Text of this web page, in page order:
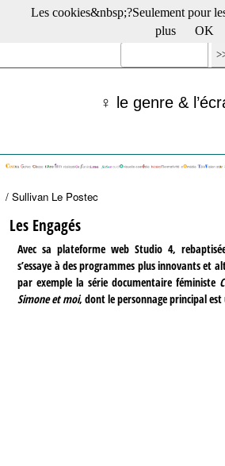
☰ Menu
Films récents
Films -TV/plates-formes
Archives
S’abonner à la Lettre !
♀ le genre &
/ Sullivan Le Postec
Les Engagés
Avec sa plateforme web Studio 4,
s’essaye à des programmes plus innovants et
par exemple la série documentaire féministe
Simone et moi, dont le personnage principal
Les cookies&nbsp;?Seulement pour
plus
OK